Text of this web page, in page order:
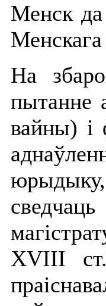
Менск да
Менскага
На
пытанне
вайны) і
ХVІІІ